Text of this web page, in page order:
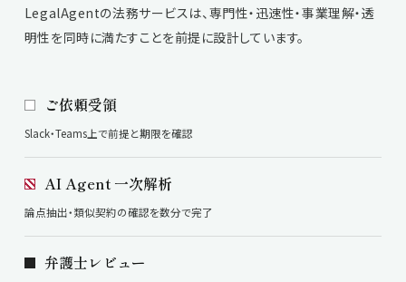
LegalAgentの法務サービスは、専門性・迅速性・事業理解・透
明性を同時に満たすことを前提に設計しています。
ご依頼受領
Slack・Teams上で前提と期限を確認
AI Agent 一次解析
論点抽出・類似契約の確認を数分で完了
弁護士レビュー